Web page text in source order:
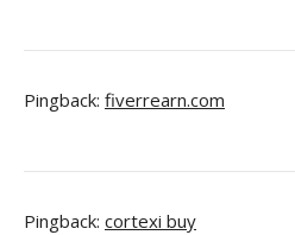
Pingback: fiverrearn.com
Pingback: cortexi buy